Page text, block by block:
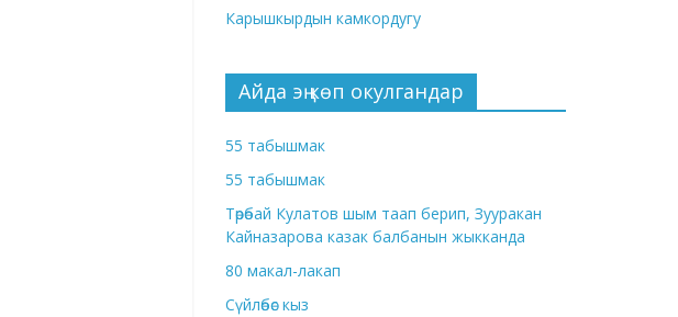
Карышкырдын камкордугу
Айда эң көп окулгандар
55 табышмак
55 табышмак
Төрөбай Кулатов шым таап берип, Зууракан
Кайназарова казак балбанын жыкканда
80 макал-лакап
Сүйлөбөс кыз